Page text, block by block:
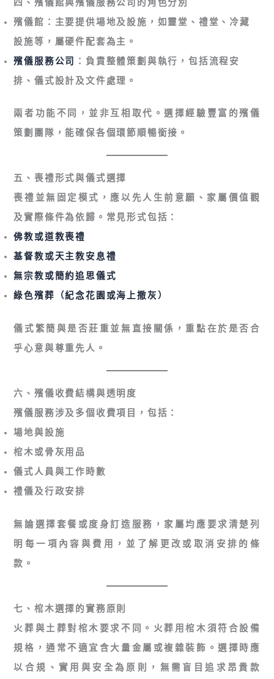
四、殯儀館與殯儀服務公司的角色分別
殯儀館 ：主要提供場地及設施，如靈堂、禮堂、冷藏
設施等，屬硬件配套為主。
殯儀服務公司
：負責整體策劃與執行，包括流程安
排、儀式設計及文件處理。
兩者功能不同，並非互相取代。選擇經驗豐富的殯儀
策劃團隊，能確保各個環節順暢銜接。
五、喪禮形式與儀式選擇
喪禮並無固定模式，應以 先人生前意願、家屬價值觀
及實際條件為依歸。常見形式包括：
佛教或道教喪禮
基督教或天主教安息禮
無宗教或簡約追思儀式
綠色殯葬（紀念花園或海上撒灰）
儀式繁簡與是否莊重並無直接關係，重點在於是否合
乎心意與尊重先人。
六、殯儀收費結構與透明度
殯儀服務涉及多個收費項目，包括：
場地與設施
棺木或骨灰用品
儀式人員與工作時數
禮儀及行政安排
無論選擇套餐或度身訂造服務，家屬均應要求清楚列
明每一項內容與費用，並了解更改或取消安排的條
款。
七、棺木選擇的實務原則
火葬與土葬對棺木要求不同。火葬用棺木須符合設備
規格，通常不適宜含大量金屬或複雜裝飾。選擇時應
以 合規、實用與安全為原則，無需盲目追求昂貴款